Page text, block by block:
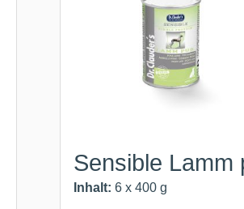
Sensible Lamm
Inhalt: 6 x 400 g